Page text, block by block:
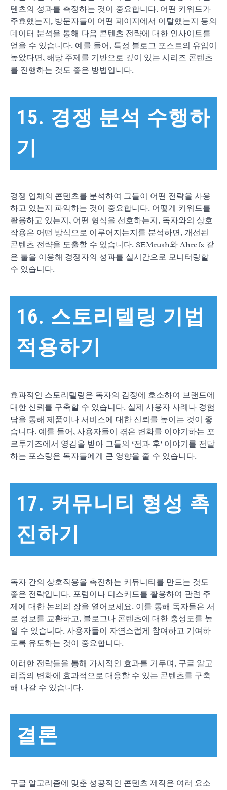
텐츠의 성과를 측정하는 것이 중요합니다. 어떤 키워드가
주효했는지, 방문자들이 어떤 페이지에서 이탈했는지 등의
데이터 분석을 통해 다음 콘텐츠 전략에 대한 인사이트를
얻을 수 있습니다. 예를 들어, 특정 블로그 포스트의 유입이
높았다면, 해당 주제를 기반으로 깊이 있는 시리즈 콘텐츠
를 진행하는 것도 좋은 방법입니다.
15. 경쟁 분석 수행하
기
경쟁 업체의 콘텐츠를 분석하여 그들이 어떤 전략을 사용
하고 있는지 파악하는 것이 중요합니다. 어떻게 키워드를
활용하고 있는지, 어떤 형식을 선호하는지, 독자와의 상호
작용은 어떤 방식으로 이루어지는지를 분석하면, 개선된
콘텐츠 전략을 도출할 수 있습니다. SEMrush와 Ahrefs 같
은 툴을 이용해 경쟁자의 성과를 실시간으로 모니터링할
수 있습니다.
16. 스토리텔링 기법
적용하기
효과적인 스토리텔링은 독자의 감정에 호소하여 브랜드에
대한 신뢰를 구축할 수 있습니다. 실제 사용자 사례나 경험
담을 통해 제품이나 서비스에 대한 신뢰를 높이는 것이 좋
습니다. 예를 들어, 사용자들이 겪은 변화를 이야기하는 포
르투기즈에서 영감을 받아 그들의 ‘전과 후’ 이야기를 전달
하는 포스팅은 독자들에게 큰 영향을 줄 수 있습니다.
17. 커뮤니티 형성 촉
진하기
독자 간의 상호작용을 촉진하는 커뮤니티를 만드는 것도
좋은 전략입니다. 포럼이나 디스커드를 활용하여 관련 주
제에 대한 논의의 장을 열어보세요. 이를 통해 독자들은 서
로 정보를 교환하고, 블로그나 콘텐츠에 대한 충성도를 높
일 수 있습니다. 사용자들이 자연스럽게 참여하고 기여하
도록 유도하는 것이 중요합니다.
이러한 전략들을 통해 가시적인 효과를 거두며, 구글 알고
리즘의 변화에 효과적으로 대응할 수 있는 콘텐츠를 구축
해 나갈 수 있습니다.
결론
구글 알고리즘에 맞춘 성공적인 콘텐츠 제작은 여러 요소